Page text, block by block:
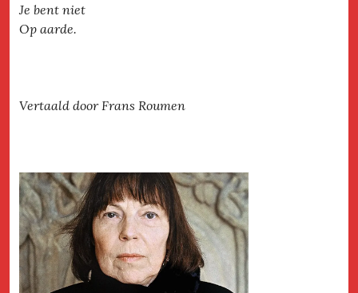
Je bent niet
Op aarde.
Vertaald door Frans Roumen